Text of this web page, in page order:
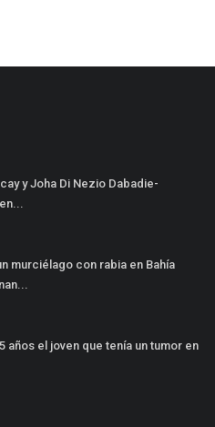
y Joha Di Nezio Dabadie-
murciélago con rabia en Bahía
años el joven que tenía un tumor en